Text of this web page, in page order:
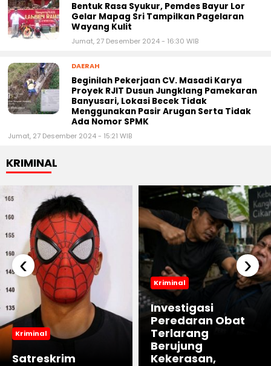
Bentuk Rasa Syukur, Pemdes Bayur Lor
Gelar Mapag Sri Tampilkan Pagelaran
Wayang Kulit
Jumat, 27 Desember 2024 - 16:30 WIB
DAERAH
Beginilah Pekerjaan CV. Masadi Karya
Proyek RJIT Dusun Jungklang Pamekaran
Banyusari, Lokasi Becek Tidak
Menggunakan Pasir Arugan Serta Tidak
Ada Nomor SPMK
Jumat, 27 Desember 2024 - 15:21 WIB
KRIMINAL
Kriminal
Satreskrim
Kriminal
Investigasi
Peredaran Obat
Terlarang
Berujung
Kekerasan,
‹ ›